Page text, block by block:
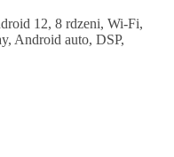
12, 8 rdzeni, Wi-Fi,
Android auto, DSP,